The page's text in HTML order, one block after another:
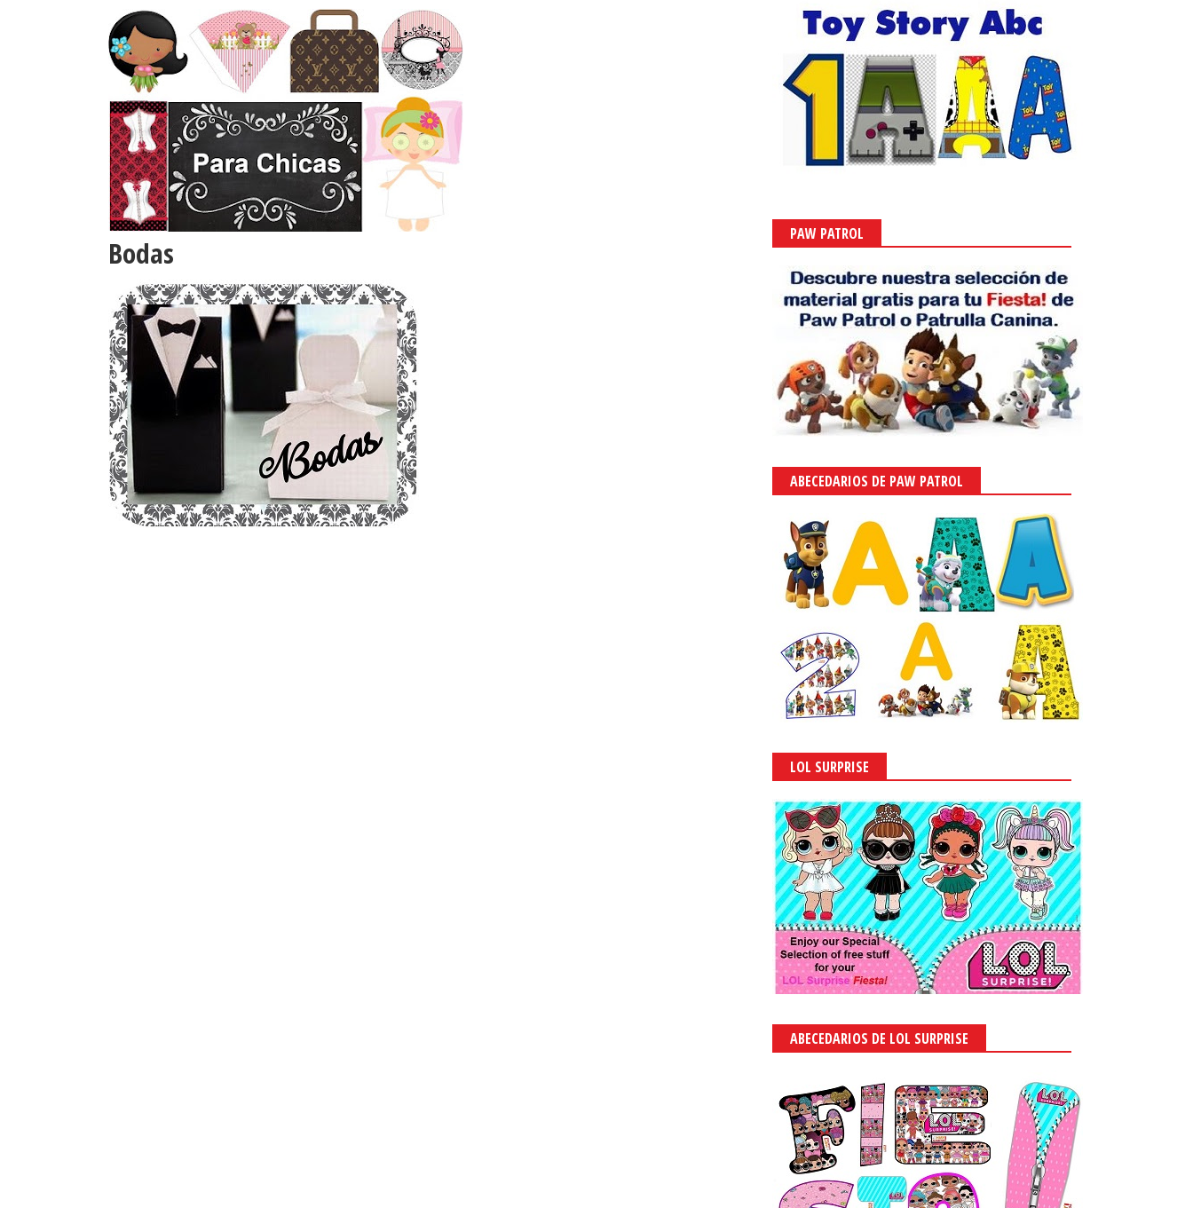
Bodas
PAW PATROL
ABECEDARIOS DE PAW PATROL
LOL SURPRISE
ABECEDARIOS DE LOL SURPRISE